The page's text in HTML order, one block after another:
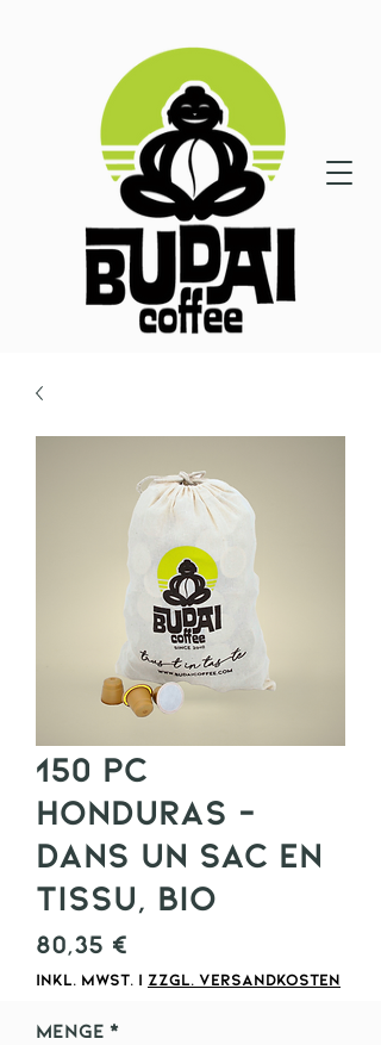
150 pc
Honduras -
dans un sac en
tissu, bio
80,35 €
inkl. MwSt. | zzgl. Versandkosten
Menge *